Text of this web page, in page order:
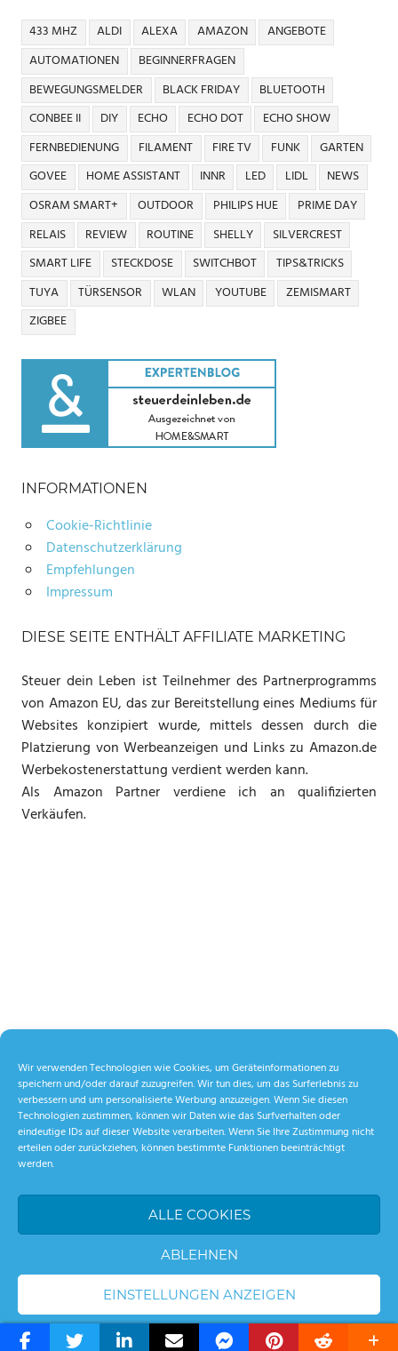
Wir verwenden Technologien wie Cookies, um Geräteinformationen zu
speichern und/oder darauf zuzugreifen. Wir tun dies, um das Surferlebnis zu
verbessern und um personalisierte Werbung anzuzeigen. Wenn Sie diesen
Technologien zustimmen, können wir Daten wie das Surfverhalten oder
eindeutige IDs auf dieser Website verarbeiten. Wenn Sie Ihre Zustimmung nicht
erteilen oder zurückziehen, können bestimmte Funktionen beeinträchtigt
werden.
ALLE COOKIES
ABLEHNEN
EINSTELLUNGEN ANZEIGEN
Cookie-Richtlinie Datenschutzerklärung
433 MHZ ALDI ALEXA AMAZON
ANGEBOTE
AUTOMATIONEN
BEGINNERFRAGEN
BEWEGUNGSMELDER
BLACK FRIDAY
BLUETOOTH
CONBEE II
DIY ECHO ECHO DOT
ECHO SHOW
FERNBEDIENUNG
FILAMENT FIRE TV FUNK
GARTEN
GOVEE
HOME ASSISTANT INNR LED LIDL
NEWS
OSRAM SMART+
OUTDOOR PHILIPS HUE
PRIME DAY
RELAIS
REVIEW ROUTINE SHELLY
SILVERCREST
SMART LIFE
STECKDOSE SWITCHBOT
TIPS&TRICKS
TUYA
TÜRSENSOR WLAN YOUTUBE
ZEMISMART
ZIGBEE
INFORMATIONEN
Cookie-Richtlinie
Datenschutzerklärung
Empfehlungen
Impressum
DIESE SEITE ENTHÄLT AFFILIATE MARKETING
Steuer dein Leben ist Teilnehmer des Partnerprogramms
von Amazon EU, das zur Bereitstellung eines Mediums für
Websites konzipiert wurde, mittels dessen durch die
Platzierung von Werbeanzeigen und Links zu Amazon.de
Werbekostenerstattung verdient werden kann.
Als Amazon Partner verdiene ich an qualifizierten
Verkäufen.
WordPress Theme: Palm Beach by ThemeZee.